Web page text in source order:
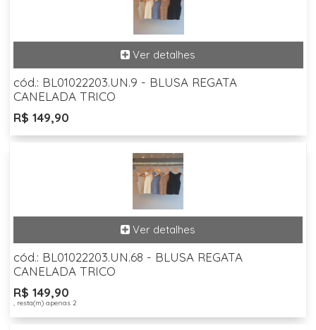
cód.: BL01022203.UN.9 - BLUSA REGATA
CANELADA TRICO
R$ 149,90
cód.: BL01022203.UN.68 - BLUSA REGATA
CANELADA TRICO
R$ 149,90
, resta(m) apenas 2